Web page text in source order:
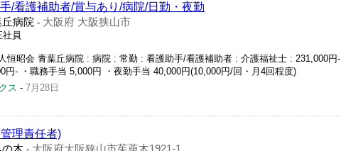
/看護補助者/賞与あり/病院/日勤・夜勤
病院 - 大阪府 大阪狭山市
社員
恒昭会 青葉丘病院 : 病院 : 常勤 : 看護助手/看護補助者 : 介護福祉士 : 231,000円-
円- ・職務手当 5,000円 ・夜勤手当 40,000円(10,000円/回・月4回程度)
ス - 7月28日
理責任者)